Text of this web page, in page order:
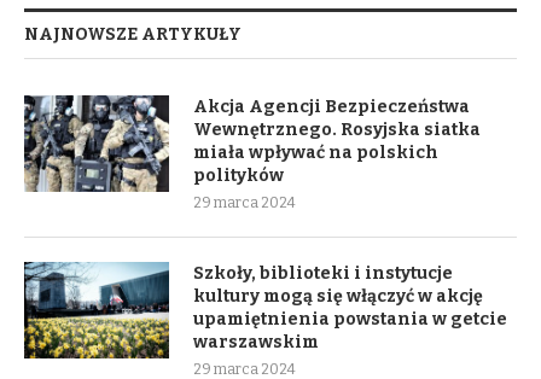
NAJNOWSZE ARTYKUŁY
Akcja Agencji Bezpieczeństwa
Wewnętrznego. Rosyjska siatka
miała wpływać na polskich
polityków
29 marca 2024
Szkoły, biblioteki i instytucje
kultury mogą się włączyć w akcję
upamiętnienia powstania w getcie
warszawskim
29 marca 2024